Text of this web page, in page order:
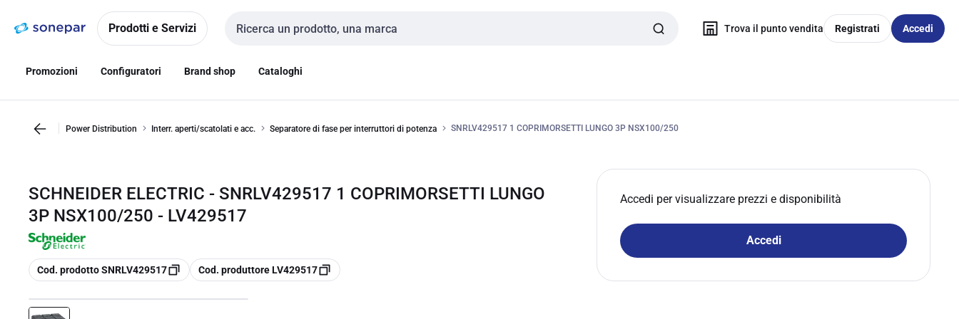
navigazionealla
Prodotti e Servizi
Cerca input
Trova il punto vendita Registrati Accedi
Promozioni Configuratori Brand shop Cataloghi
Power Distribution Interr. aperti/scatolati e acc. Separatore di fase per interruttori di potenza SNRLV429517 1 COPRIMORSETTI LUNGO 3P NSX100/250
SCHNEIDER ELECTRIC - SNRLV429517 1 COPRIMORSETTI LUNGO
3P NSX100/250 - LV429517
copia
Cod. prodotto SNRLV429517 copia
Cod. produttore LV429517
Accedi per visualizzare prezzi e disponibilità
Accedi